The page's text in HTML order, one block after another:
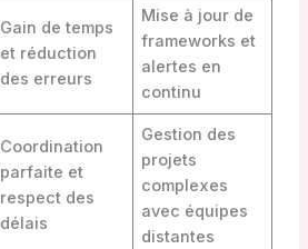
Gain de temps
et réduction
des erreurs
Mise à jour de
frameworks et
alertes en
continu
Coordination
parfaite et
respect des
délais
Gestion des
projets
complexes
avec équipes
distantes